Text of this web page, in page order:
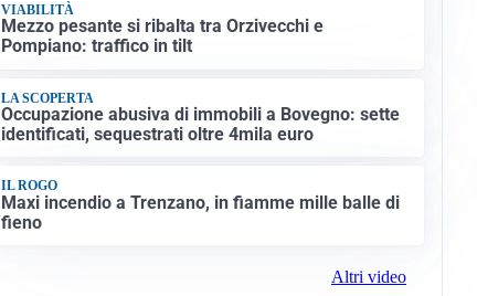
VIABILITÀ
Mezzo pesante si ribalta tra Orzivecchi e
Pompiano: traffico in tilt
LA SCOPERTA
Occupazione abusiva di immobili a Bovegno: sette
identificati, sequestrati oltre 4mila euro
IL ROGO
Maxi incendio a Trenzano, in fiamme mille balle di
fieno
Altri video